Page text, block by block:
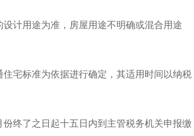
计用途为准，房屋用途不明确或混合用途
宅标准为依据进行确定，其适用时间以纳税
终了之日起十五日内到主管税务机关申报缴